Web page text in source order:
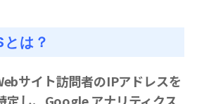
は？
サイト訪問者のIPアドレスを